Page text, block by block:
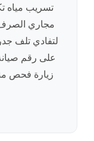
تسريب مياه
مجاري الصرف
لتفادي تلف
على رقم
زيارة فحص